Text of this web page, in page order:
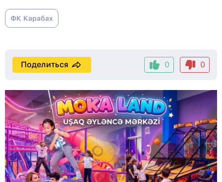
ФК Карабах
0 0
Поделиться